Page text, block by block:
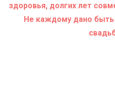
здоровья, долгих лет
Не каждому дано быть